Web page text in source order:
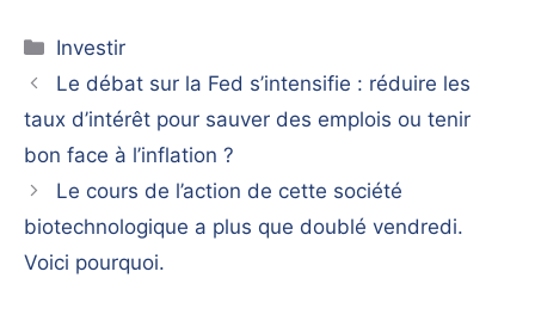
Catégories
Investir
Le débat sur la Fed s’intensifie : réduire les
taux d’intérêt pour sauver des emplois ou tenir
bon face à l’inflation ?
Le cours de l’action de cette société
biotechnologique a plus que doublé vendredi.
Voici pourquoi.